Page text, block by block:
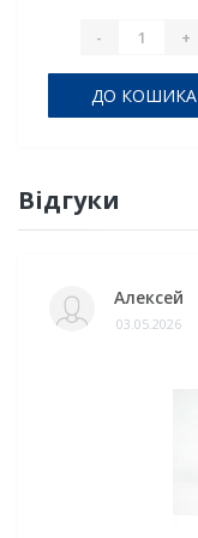
- +
ДО КОШИКА
Відгуки
Алексей
03.05.2026